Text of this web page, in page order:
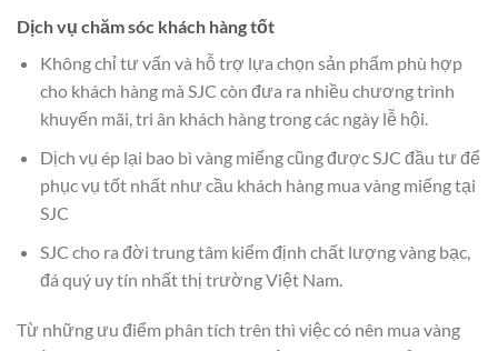
Dịch vụ chăm sóc khách hàng tốt
Không chỉ tư vấn và hỗ trợ lựa chọn sản phẩm phù hợp
cho khách hàng mà SJC còn đưa ra nhiều chương trình
khuyến mãi, tri ân khách hàng trong các ngày lễ hội.
Dịch vụ ép lại bao bì vàng miếng cũng được SJC đầu tư để
phục vụ tốt nhất như cầu khách hàng mua vàng miếng tại
SJC
SJC cho ra đời trung tâm kiểm định chất lượng vàng bạc,
đá quý uy tín nhất thị trường Việt Nam.
Từ những ưu điểm phân tích trên thì việc có nên mua vàng